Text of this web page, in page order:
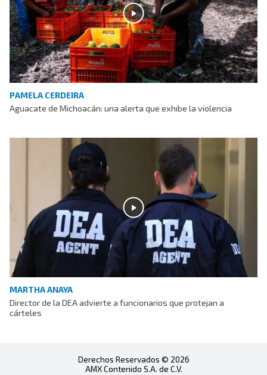
PAMELA CERDEIRA
Aguacate de Michoacán: una alerta que exhibe la violencia
MARTHA ANAYA
Director de la DEA advierte a funcionarios que protejan a
cárteles
Derechos Reservados © 2026
AMX Contenido S.A. de C.V.